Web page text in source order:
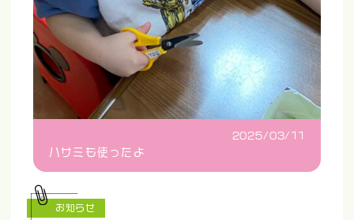
2025/03/11
ハサミも使ったよ
お知らせ